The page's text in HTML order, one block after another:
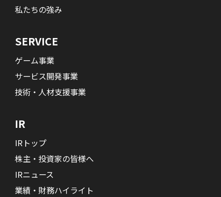
私たちの強み
SERVICE
ゲーム事業
サービス開発事業
技術・人材支援事業
IR
IRトップ
株主・投資家の皆様へ
IRニュース
業績・財務ハイライト